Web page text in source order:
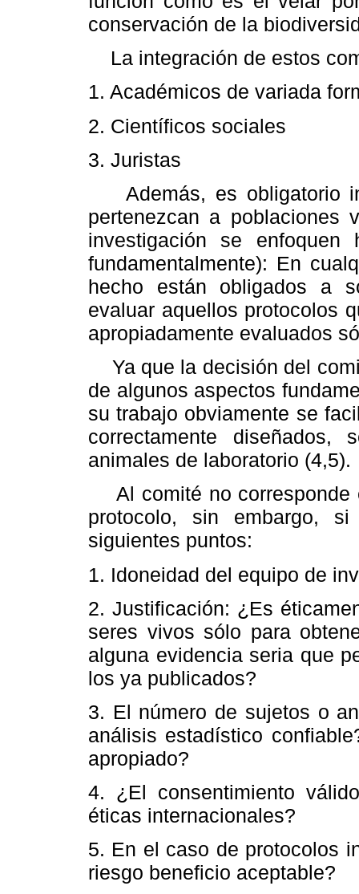
conservación de la
La integración de estos
1. Académicos de variada
2. Científicos sociales
3. Juristas
Además, es obligatorio
pertenezcan a poblaciones
investigación se enfoquen
fundamentalmente): En
hecho están obligados a
evaluar aquellos protocolos
apropiadamente evaluados
Ya que la decisión del
de algunos aspectos
su trabajo obviamente se
correctamente
animales de laboratorio (4,5).
Al comité no corresponde
protocolo, sin embargo,
siguientes puntos:
1. Idoneidad del equipo de
2. Justificación: ¿Es
seres vivos sólo para
alguna evidencia seria que
los ya publicados?
3. El número de sujetos o
análisis estadístico
apropiado?
4. ¿El consentimiento
éticas internacionales?
5. En el caso de protocolos
riesgo beneficio aceptable?